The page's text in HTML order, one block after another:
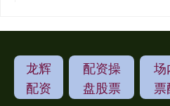
龙辉
配资
配资操
盘股票
场
票